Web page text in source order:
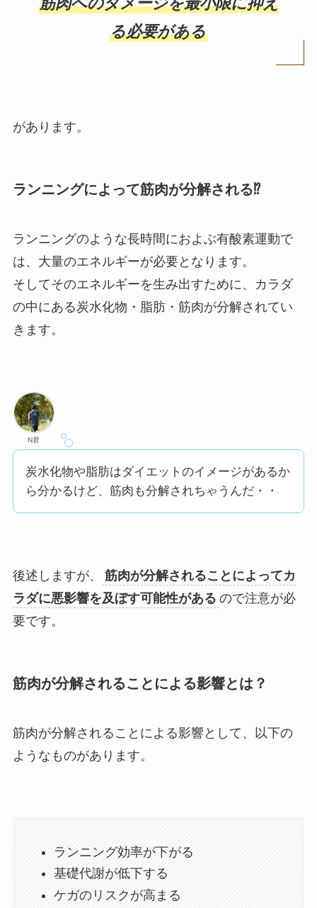
る必要がある
があります。
ランニングによって筋肉が分解される⁉
ランニングのような長時間におよぶ有酸素運動で
は、大量のエネルギーが必要となります。
そしてそのエネルギーを生み出すために、カラダ
の中にある炭水化物・脂肪・筋肉が分解されてい
きます。
N君
炭水化物や脂肪はダイエットのイメージがあるか
ら分かるけど、筋肉も分解されちゃうんだ・・
後述しますが、
筋肉が分解されることによってカ
ラダに悪影響を及ぼす可能性がある ので注意が必
要です。
筋肉が分解されることによる影響とは？
筋肉が分解されることによる影響として、以下の
ようなものがあります。
ランニング効率が下がる
基礎代謝が低下する
ケガのリスクが高まる